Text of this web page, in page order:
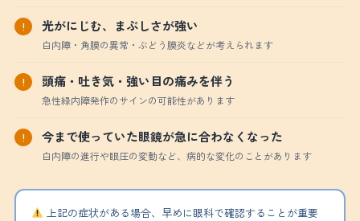
光がにじむ、まぶしさが強い
白内障・角膜の異常・ぶどう膜炎などが考えられます
頭痛・吐き気・強い目の痛みを伴う
急性緑内障発作のサインの可能性があります
今まで使っていた眼鏡が急に合わなくなった
白内障の進行や眼圧の変動など、病的な変化のことがあります
上記の症状がある場合、早めに眼科で確認することが重要